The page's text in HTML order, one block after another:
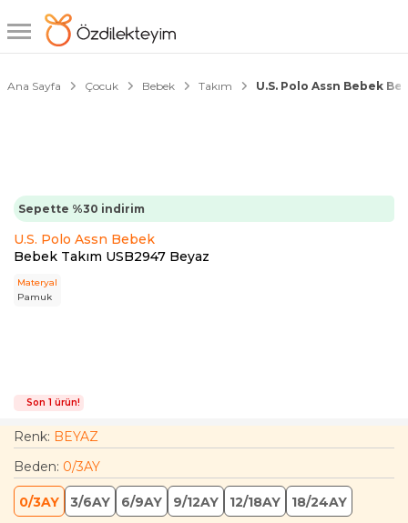
Ana Sayfa Çocuk Bebek Takım U.S. Polo Assn Bebek
Sepette %30 indirim
U.S. Polo Assn Bebek
Bebek Takım USB2947 Beyaz
Materyal
Pamuk
1/9
Son 1 ürün!
Renk: BEYAZ
Beden: 0/3AY
0/3AY 3/6AY 6/9AY 9/12AY 12/18AY 18/24AY